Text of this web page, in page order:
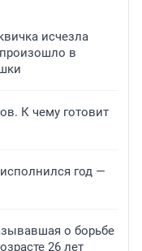
исчезла
в
К чему готовит
год —
о борьбе
26 лет